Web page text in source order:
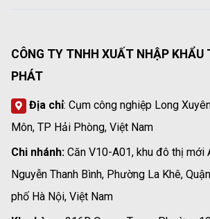
CÔNG TY TNHH XUẤT NHẬP KHẨU
PHÁT
Địa chỉ: Cụm công nghiệp Long
Môn, TP Hải Phòng, Việt Nam
Chi nhánh: Căn V10-A01, khu đô thị mới
Nguyễn Thanh Bình, Phường La Khê,
phố Hà Nội, Việt Nam